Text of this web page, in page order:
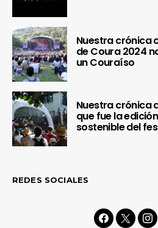
Nuestra crónica
de Coura 2024
un Couraíso
Nuestra crónica
que fue la
sostenible del
REDES SOCIALES